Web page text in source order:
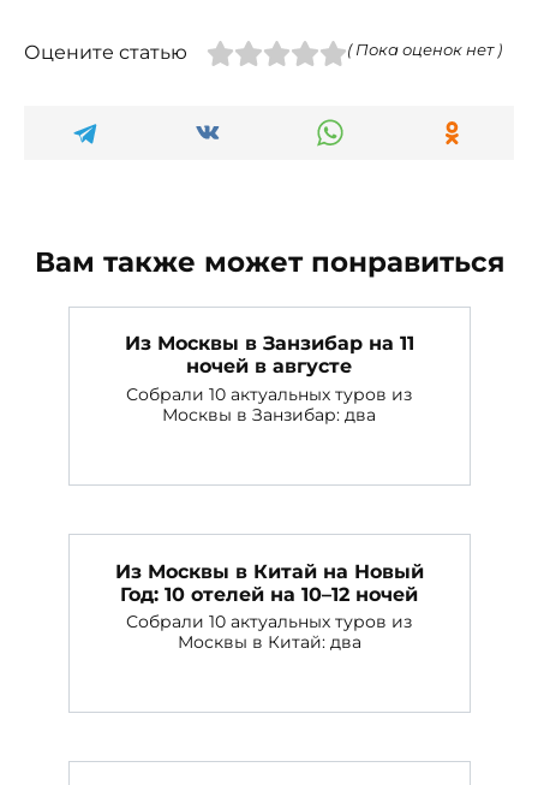
Оцените статью ( Пока оценок нет )
Вам также может понравиться
Из Москвы в Занзибар на 11
ночей в августе
Собрали 10 актуальных туров из
Москвы в Занзибар: два
Из Москвы в Китай на Новый
Год: 10 отелей на 10–12 ночей
Собрали 10 актуальных туров из
Москвы в Китай: два